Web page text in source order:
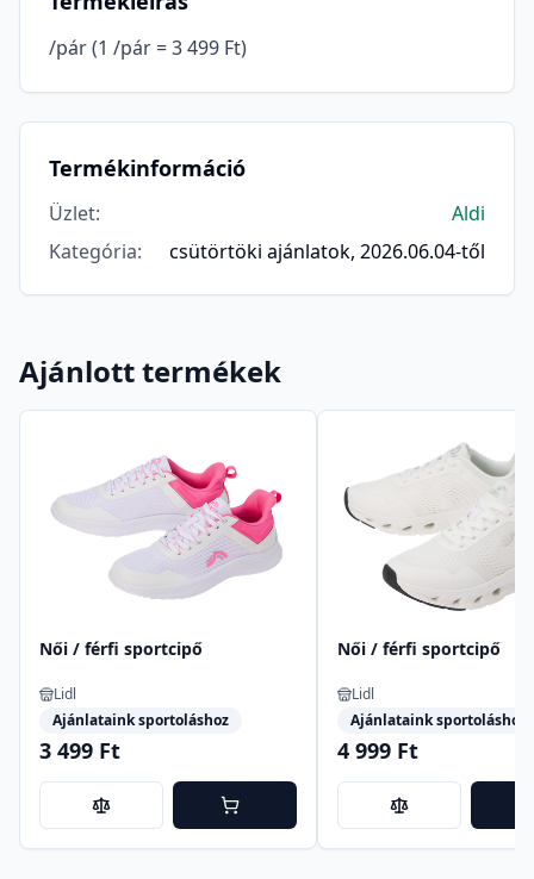
/pár (1 /pár = 3 499 Ft)
Termékinformáció
Üzlet:
Aldi
Kategória: csütörtöki ajánlatok, 2026.06.04-től
Ajánlott termékek
Női / férfi sportcipő
Lidl
Ajánlataink sportoláshoz
3 499 Ft
Női / férfi sportcipő
Lidl
Ajánlataink sportoláshoz
4 999 Ft